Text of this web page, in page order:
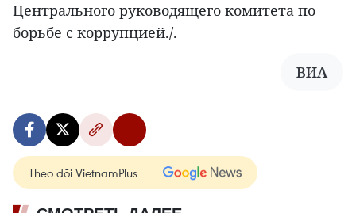
Центрального руководящего комитета по
борьбе с коррупцией./.
ВИА
Theo dõi VietnamPlus